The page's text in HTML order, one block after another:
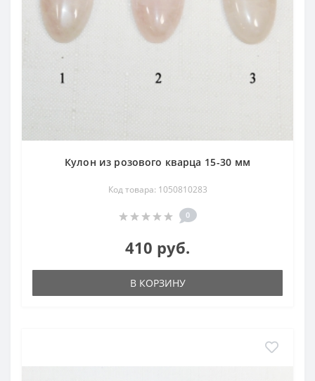
Кулон из розового кварца 15-30 мм
Код товара: 1050810283
0
410 руб.
В КОРЗИНУ